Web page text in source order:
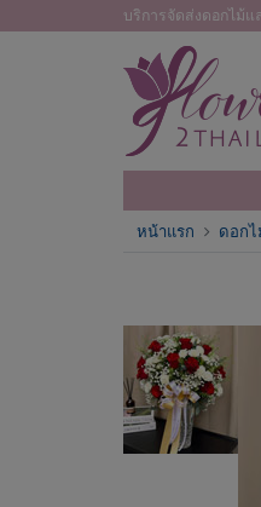
บริการจัดส่งดอกไม้
หน้าแรก ดอกไ